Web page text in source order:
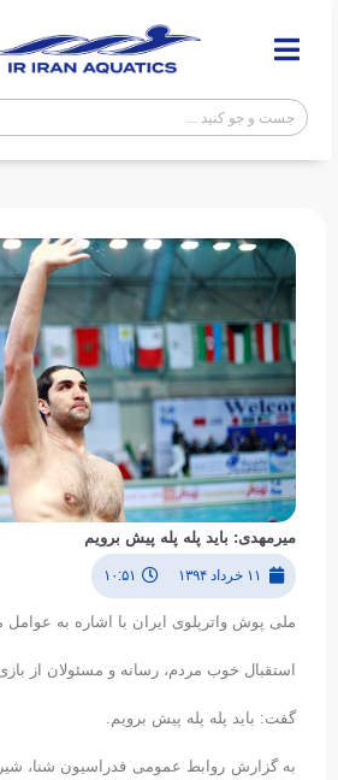
میرمهدی: باید پله پله پیش برویم
۱۱ خرداد ۱۳۹۴ ۱۰:۵۱
ملی پوش واترپلوی ایران با اشاره به عوامل
استقبال خوب مردم، رسانه و مسئولان از
گفت: باید پله پله پیش برویم.
به گزارش روابط عمومی فدراسیون شنا،